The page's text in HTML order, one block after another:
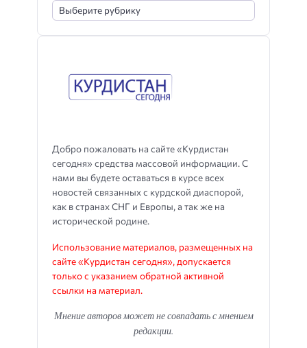
Добро пожаловать на сайте «Курдистан
сегодня» средства массовой информации. С
нами вы будете оставаться в курсе всех
новостей связанных с курдской диаспорой,
как в странах СНГ и Европы, а так же на
исторической родине.
Использование материалов, размещенных на
сайте «Курдистан сегодня», допускается
только с указанием обратной активной
ссылки на материал.
Мнение авторов может не совпадать с мнением
редакции.